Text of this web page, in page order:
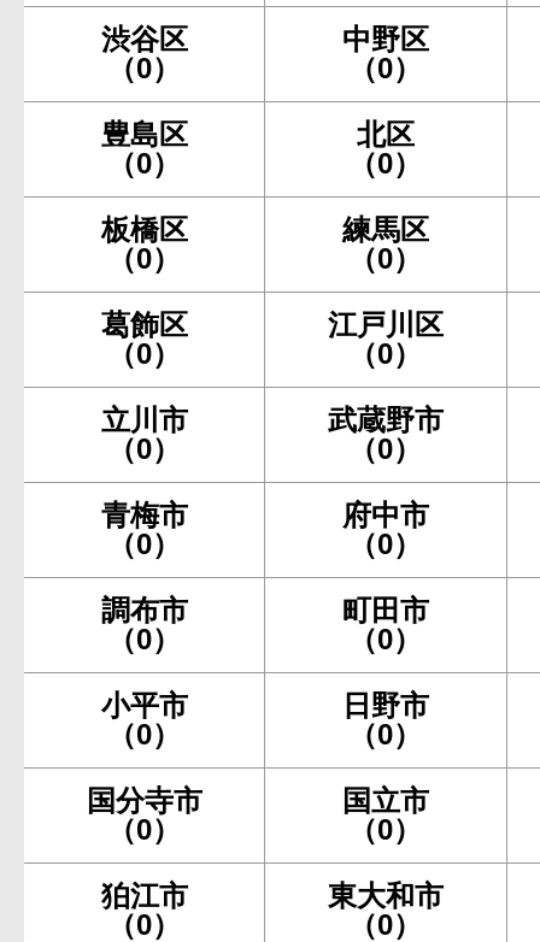
渋谷区
（0）
中野区
（0）
豊島区
（0）
北区
（0）
板橋区
（0）
練馬区
（0）
葛飾区
（0）
江戸川区
（0）
立川市
（0）
武蔵野市
（0）
青梅市
（0）
府中市
（0）
調布市
（0）
町田市
（0）
小平市
（0）
日野市
（0）
国分寺市
（0）
国立市
（0）
狛江市
（0）
東大和市
（0）